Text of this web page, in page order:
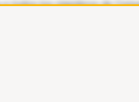
todos los miembros de